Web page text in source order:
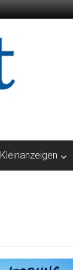
Kleinanzeigen